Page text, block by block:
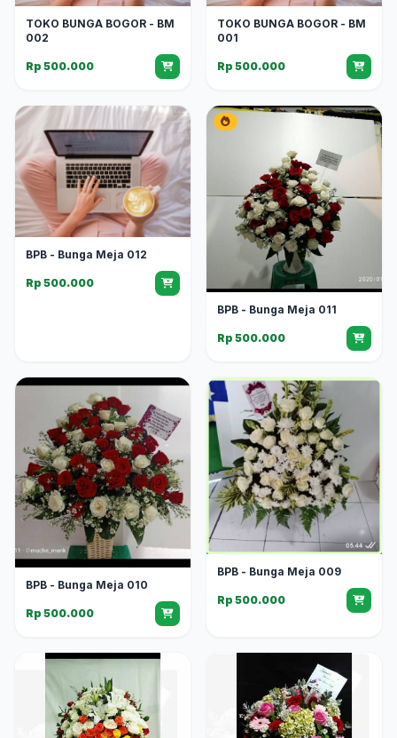
TOKO BUNGA BOGOR - BM
002
Rp 500.000
TOKO BUNGA BOGOR - BM
001
Rp 500.000
BPB - Bunga Meja 012
Rp 500.000
BPB - Bunga Meja 011
Rp 500.000
BPB - Bunga Meja 010
Rp 500.000
BPB - Bunga Meja 009
Rp 500.000